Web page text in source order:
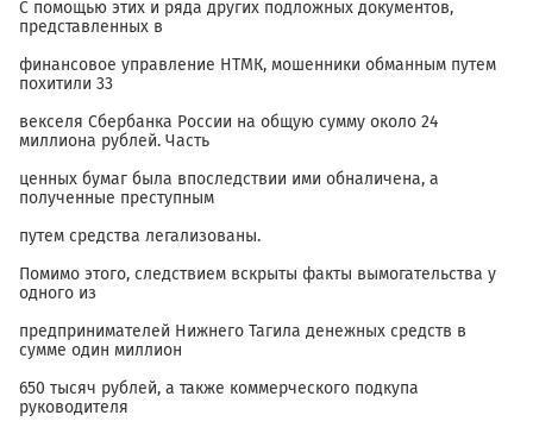
С помощью этих и ряда других подложных документов,
представленных в
финансовое управление НТМК, мошенники обманным путем
похитили 33
векселя Сбербанка России на общую сумму около 24
миллиона рублей. Часть
ценных бумаг была впоследствии ими обналичена, а
полученные преступным
путем средства легализованы.
Помимо этого, следствием вскрыты факты вымогательства у
одного из
предпринимателей Нижнего Тагила денежных средств в
сумме один миллион
650 тысяч рублей, а также коммерческого подкупа
руководителя